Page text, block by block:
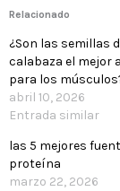
Relacionado
¿Son las semillas
calabaza el mejor
para los
abril 10, 2026
Entrada similar
las 5 mejores
proteína
marzo 22, 2026